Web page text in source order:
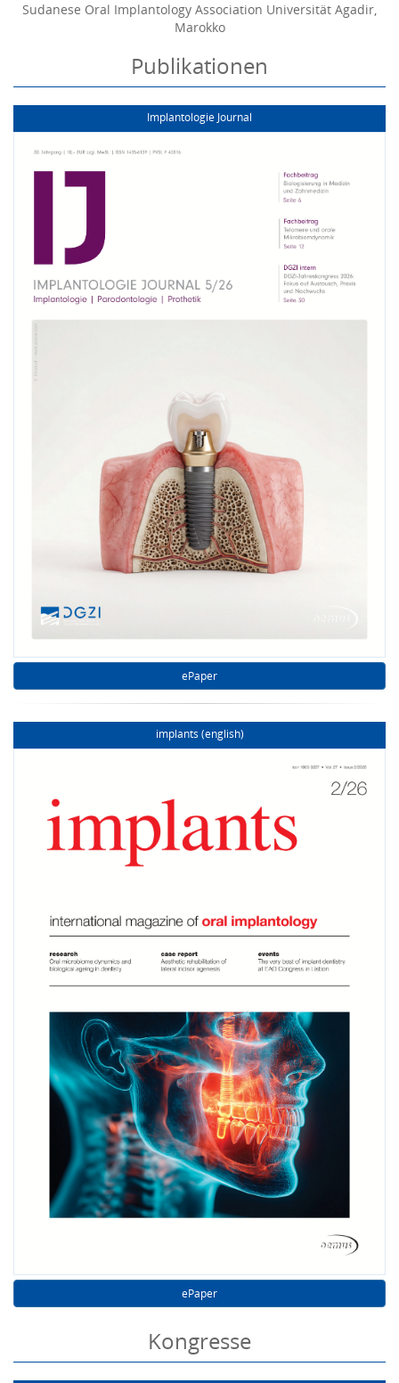
Sudanese Oral Implantology Association Universität Agadir,
Marokko
Publikationen
Implantologie Journal
ePaper
implants (english)
ePaper
Kongresse